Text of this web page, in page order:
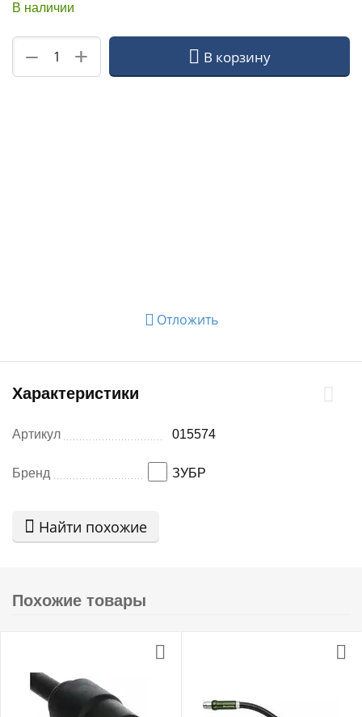
В наличии
+
− В корзину
Отложить
Характеристики
Артикул 015574
Бренд ЗУБР
Найти похожие
Похожие товары